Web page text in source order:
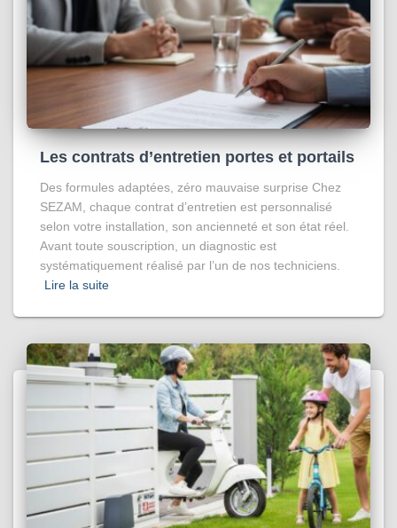
Les contrats d’entretien portes et portails
Des formules adaptées, zéro mauvaise surprise Chez
SEZAM, chaque contrat d’entretien est personnalisé
selon votre installation, son ancienneté et son état réel.
Avant toute souscription, un diagnostic est
systématiquement réalisé par l’un de nos techniciens.
Lire la suite